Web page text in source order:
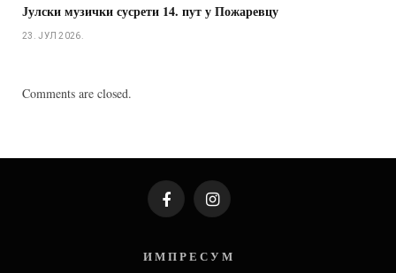
Јулски музички сусрети 14. пут у Пожаревцу
23. ЈУЛ 2026.
Comments are closed.
FacebookInstagram
И М П Р Е С У М